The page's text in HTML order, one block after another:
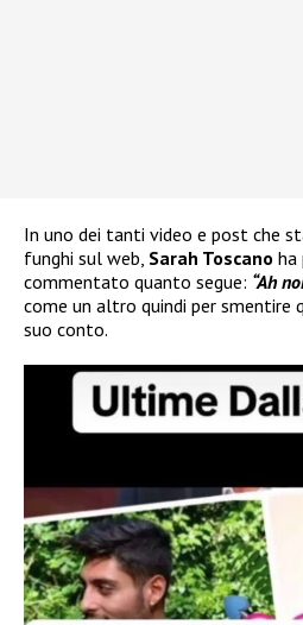
In uno dei tanti video e post che
funghi sul web, Sarah Toscano ha
commentato quanto segue: “Ah
come un altro quindi per smentire
suo conto.